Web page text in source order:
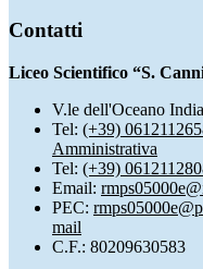
Contatti
Liceo Scientifico “S.
V.le dell'Oceano
Tel: (+39)
Amministrativa
Tel: (+39)
Email:
PEC:
mail
C.F.: 80209630583